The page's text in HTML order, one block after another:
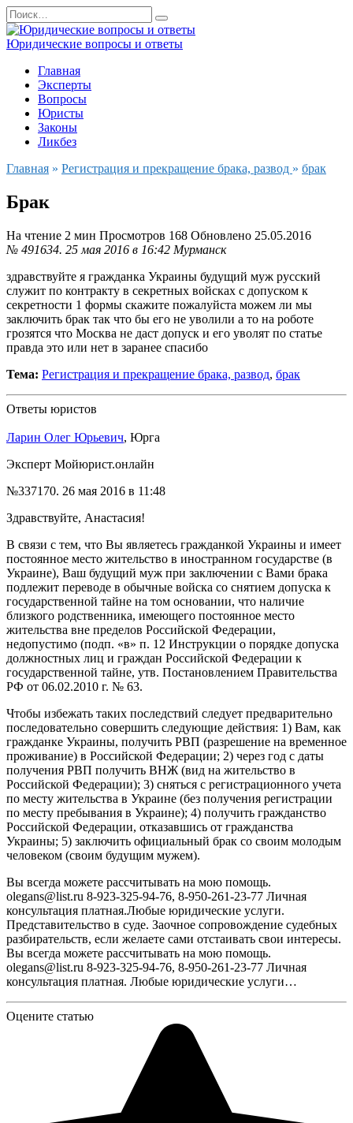
Перейти
к
содержанию
Search
for:
Юридические вопросы и ответы
Главная
Эксперты
Вопросы
Юристы
Законы
Ликбез
Главная » Регистрация и прекращение брака, развод » брак
Брак
На чтение 2 мин Просмотров 168 Обновлено 25.05.2016
№ 491634. 25 мая 2016 в 16:42 Мурманск
здравствуйте я гражданка Украины будущий муж русский
служит по контракту в секретных войсках с допуском к
секретности 1 формы скажите пожалуйста можем ли мы
заключить брак так что бы его не уволили а то на роботе
грозятся что Москва не даст допуск и его уволят по статье
правда это или нет в заранее спасибо
Тема: Регистрация и прекращение брака, развод, брак
Ответы юристов
Ларин Олег Юрьевич, Юрга
Эксперт Мойюрист.онлайн
№337170. 26 мая 2016 в 11:48
Здравствуйте, Анастасия!
В связи с тем, что Вы являетесь гражданкой Украины и имеет
постоянное место жительство в иностранном государстве (в
Украине), Ваш будущий муж при заключении с Вами брака
подлежит переводе в обычные войска со снятием допуска к
государственной тайне на том основании, что наличие
близкого родственника, имеющего постоянное место
жительства вне пределов Российской Федерации,
недопустимо (подп. «в» п. 12 Инструкции о порядке допуска
должностных лиц и граждан Российской Федерации к
государственной тайне, утв. Постановлением Правительства
РФ от 06.02.2010 г. № 63.
Чтобы избежать таких последствий следует предварительно
последовательно совершить следующие действия: 1) Вам, как
гражданке Украины, получить РВП (разрешение на временное
проживание) в Российской Федерации; 2) через год с даты
получения РВП получить ВНЖ (вид на жительство в
Российской Федерации); 3) сняться с регистрационного учета
по месту жительства в Украине (без получения регистрации
по месту пребывания в Украине); 4) получить гражданство
Российской Федерации, отказавшись от гражданства
Украины; 5) заключить официальный брак со своим молодым
человеком (своим будущим мужем).
Вы всегда можете рассчитывать на мою помощь.
olegans@list.ru 8-923-325-94-76, 8-950-261-23-77 Личная
консультация платная.Любые юридические услуги.
Представительство в суде. Заочное сопровождение судебных
разбирательств, если желаете сами отстаивать свои интересы.
Вы всегда можете рассчитывать на мою помощь.
olegans@list.ru 8-923-325-94-76, 8-950-261-23-77 Личная
консультация платная. Любые юридические услуги…
Оцените статью